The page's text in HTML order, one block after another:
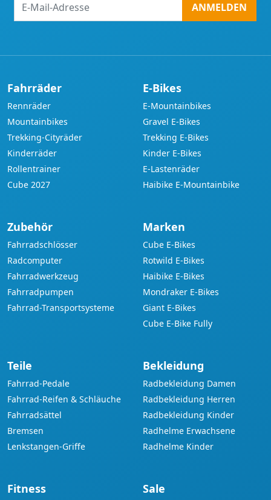
Mail-
ANMELDEN
Fahrräder
Rennräder
Mountainbikes
Trekking-Cityräder
Kinderräder
Rollentrainer
Cube 2027
E-Bikes
E-Mountainbikes
Gravel E-Bikes
Trekking E-Bikes
Kinder E-Bikes
E-Lastenräder
Haibike E-Mountainbike
Zubehör
Fahrradschlösser
Radcomputer
Fahrradwerkzeug
Fahrradpumpen
Fahrrad-Transportsysteme
Marken
Cube E-Bikes
Rotwild E-Bikes
Haibike E-Bikes
Mondraker E-Bikes
Giant E-Bikes
Cube E-Bike Fully
Teile
Fahrrad-Pedale
Fahrrad-Reifen & Schläuche
Fahrradsättel
Bremsen
Lenkstangen-Griffe
Bekleidung
Radbekleidung Damen
Radbekleidung Herren
Radbekleidung Kinder
Radhelme Erwachsene
Radhelme Kinder
Fitness Sale